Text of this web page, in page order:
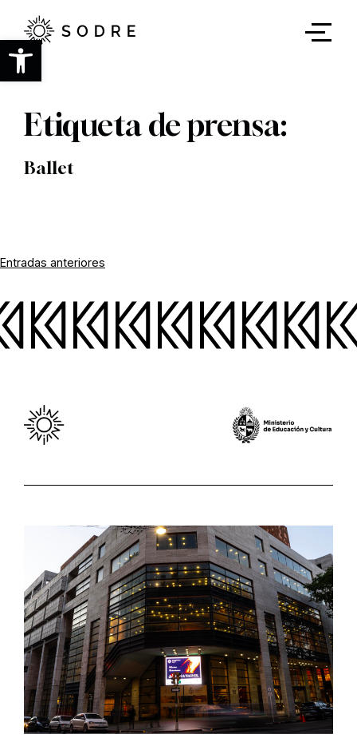
Abrir barra de herramientas
contenido
principal
Etiqueta de prensa:
Ballet
Navegación
de
entradas
Entradas anteriores